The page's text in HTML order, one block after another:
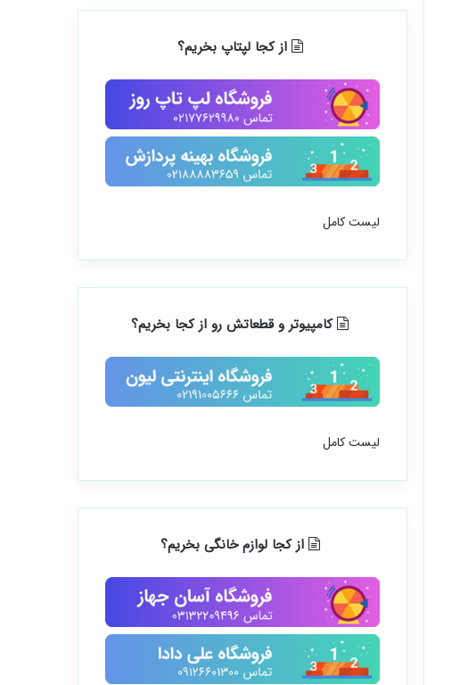
از کجا لپتاپ بخریم؟
لیست کامل
کامپیوتر و قطعاتش رو از کجا بخریم؟
لیست کامل
از کجا لوازم خانگی بخریم؟